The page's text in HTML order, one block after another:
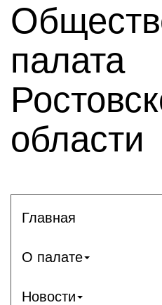
палата
области
Главная
О палате
Новости